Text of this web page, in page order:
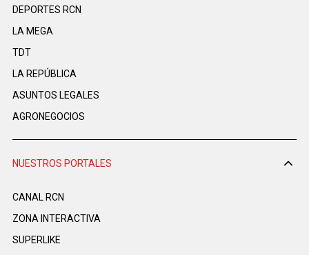
DEPORTES RCN
LA MEGA
TDT
LA REPÚBLICA
ASUNTOS LEGALES
AGRONEGOCIOS
NUESTROS PORTALES
CANAL RCN
ZONA INTERACTIVA
SUPERLIKE